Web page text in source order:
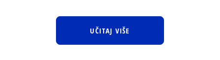
UČITAJ VIŠE